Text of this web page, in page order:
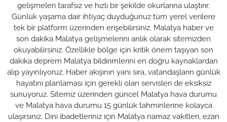
gelişmeleri tarafsız ve hızlı bir şekilde okurlarına ulaştırır.
Günlük yaşama dair ihtiyaç duyduğunuz tüm yerel verilere
tek bir platform üzerinden erişebilirsiniz. Malatya haber ve
son dakika Malatya gelişmelerini anlık olarak sitemizden
okuyabilirsiniz. Özellikle bölge için kritik önem taşıyan son
dakika deprem Malatya bildirimlerini en doğru kaynaklardan
alıp yayınlıyoruz. Haber akışının yanı sıra, vatandaşların günlük
hayatını planlaması için gerekli olan servisleri de eksiksiz
sunuyoruz. Sitemiz üzerinden güncel Malatya hava durumu
ve Malatya hava durumu 15 günlük tahminlerine kolayca
ulaşırsınız. Dini ibadetleriniz için Malatya namaz vakitleri, ezan